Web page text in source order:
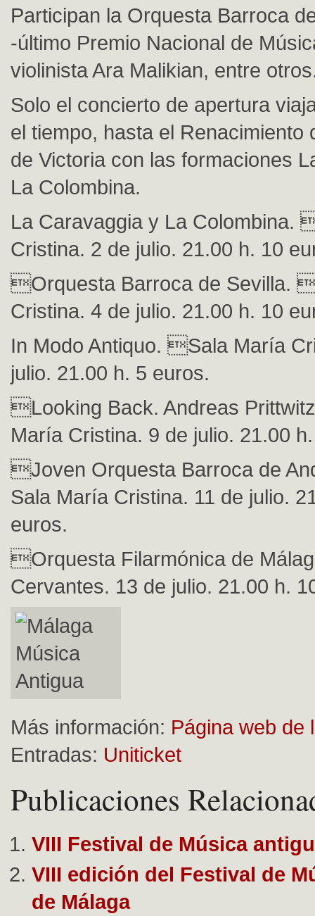
Participan la Orquesta Barroca
-último Premio Nacional de
violinista Ara Malikian, entre
Solo el concierto de apertura
el tiempo, hasta el Renacimiento
de Victoria con las formaciones
La Colombina.
La Caravaggia y La Colombina.
Cristina. 2 de julio. 21.00 h. 10
Orquesta Barroca de Sevilla.
Cristina. 4 de julio. 21.00 h. 10
In Modo Antiquo. Sala María
julio. 21.00 h. 5 euros.
Looking Back. Andreas
María Cristina. 9 de julio. 21.00
Joven Orquesta Barroca de
Sala María Cristina. 11 de julio.
euros.
Orquesta Filarmónica de
Cervantes. 13 de julio. 21.00 h.
Más información: Página web de
Entradas: Uniticket
Publicaciones
VIII Festival de Música
VIII edición del Festival de
de Málaga